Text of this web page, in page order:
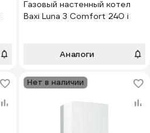
Газовый настенный котел
Baxi Luna 3 Comfort 240 i
Аналоги
Нет в наличии